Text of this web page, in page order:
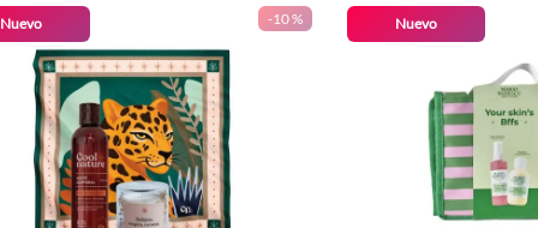
Nuevo -10 % Nuevo